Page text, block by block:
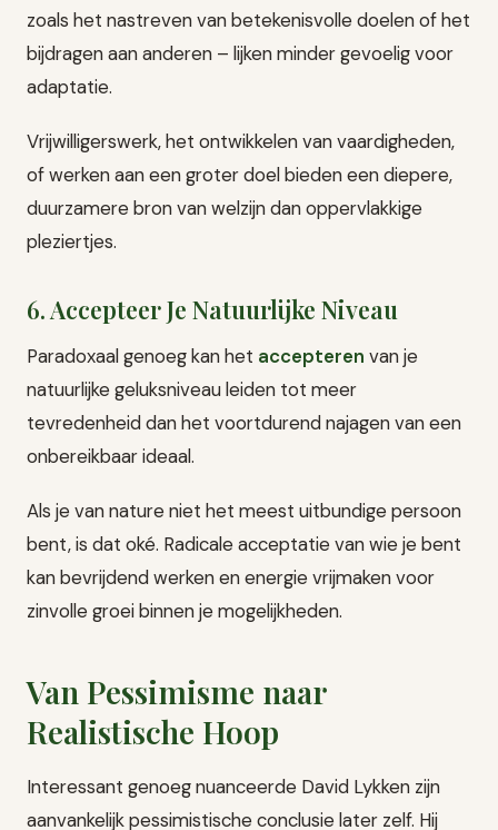
zoals het nastreven van betekenisvolle doelen of het
bijdragen aan anderen – lijken minder gevoelig voor
adaptatie.
Vrijwilligerswerk, het ontwikkelen van vaardigheden,
of werken aan een groter doel bieden een diepere,
duurzamere bron van welzijn dan oppervlakkige
pleziertjes.
6. Accepteer Je Natuurlijke Niveau
Paradoxaal genoeg kan het accepteren van je
natuurlijke geluksniveau leiden tot meer
tevredenheid dan het voortdurend najagen van een
onbereikbaar ideaal.
Als je van nature niet het meest uitbundige persoon
bent, is dat oké. Radicale acceptatie van wie je bent
kan bevrijdend werken en energie vrijmaken voor
zinvolle groei binnen je mogelijkheden.
Van Pessimisme naar
Realistische Hoop
Interessant genoeg nuanceerde David Lykken zijn
aanvankelijk pessimistische conclusie later zelf. Hij